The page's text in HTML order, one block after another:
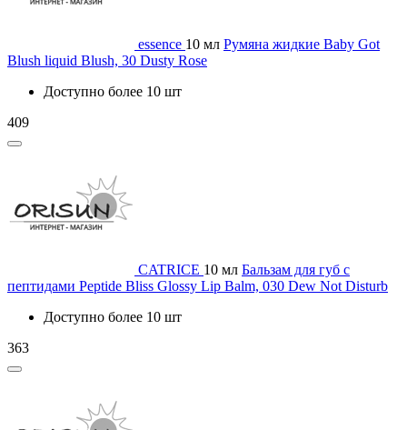
essence 10 мл Румяна жидкие Baby Got
Blush liquid Blush, 30 Dusty Rose
Доступно более 10 шт
409
CATRICE 10 мл Бальзам для губ с
пептидами Peptide Bliss Glossy Lip Balm, 030 Dew Not Disturb
Доступно более 10 шт
363